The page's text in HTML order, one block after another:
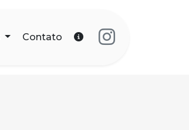
Contato